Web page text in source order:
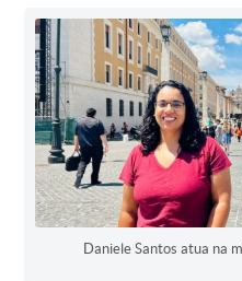
Daniele Santos atua na